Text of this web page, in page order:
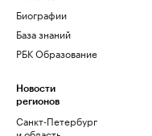
Биографии
База знаний
РБК Образование
Новости
регионов
Санкт-Петербург